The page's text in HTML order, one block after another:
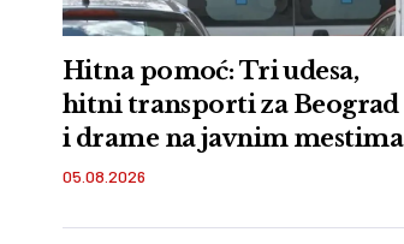
Hitna pomoć: Tri udesa,
hitni transporti za Beograd
i drame na javnim mestima
05.08.2026